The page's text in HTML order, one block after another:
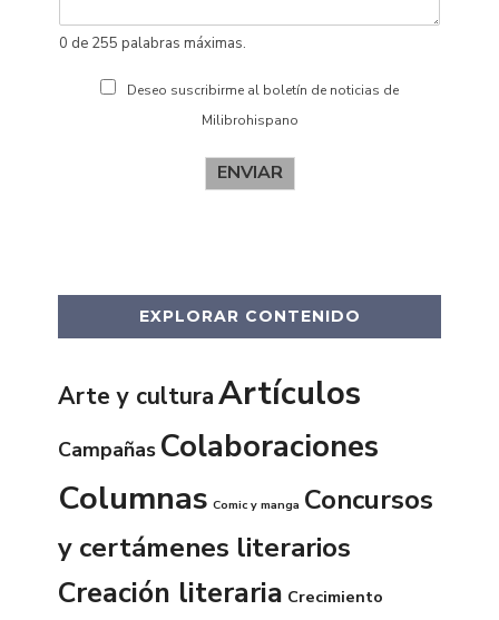
0 de 255 palabras máximas.
Deseo suscribirme al boletín de noticias de
Milibrohispano
ENVIAR
EXPLORAR CONTENIDO
Arte y culturaArtículos
Campañas Colaboraciones
Columnas Comic y manga Concursos
y certámenes literarios
Creación literaria Crecimiento